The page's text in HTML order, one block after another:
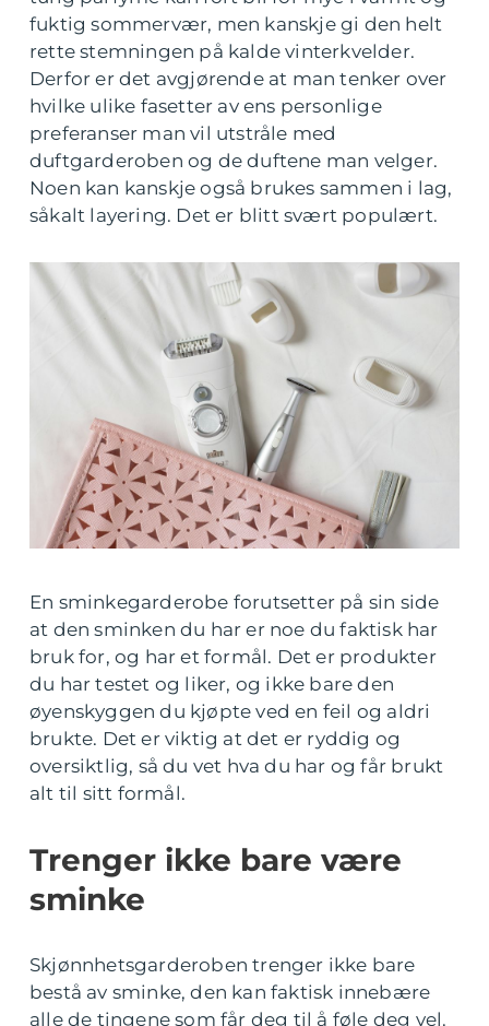
fuktig sommervær, men kanskje gi den helt
rette stemningen på kalde vinterkvelder.
Derfor er det avgjørende at man tenker over
hvilke ulike fasetter av ens personlige
preferanser man vil utstråle med
duftgarderoben og de duftene man velger.
Noen kan kanskje også brukes sammen i lag,
såkalt layering. Det er blitt svært populært.
En sminkegarderobe forutsetter på sin side
at den sminken du har er noe du faktisk har
bruk for, og har et formål. Det er produkter
du har testet og liker, og ikke bare den
øyenskyggen du kjøpte ved en feil og aldri
brukte. Det er viktig at det er ryddig og
oversiktlig, så du vet hva du har og får brukt
alt til sitt formål.
Trenger ikke bare være
sminke
Skjønnhetsgarderoben trenger ikke bare
bestå av sminke, den kan faktisk innebære
alle de tingene som får deg til å føle deg vel.